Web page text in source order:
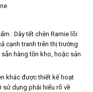
: Dây tết chèn Ramie lõi
cạnh tranh trên thị trường
hàng tồn kho, hoặc sản
khác được thiết kế hoạt
dụng phải hiểu rõ về